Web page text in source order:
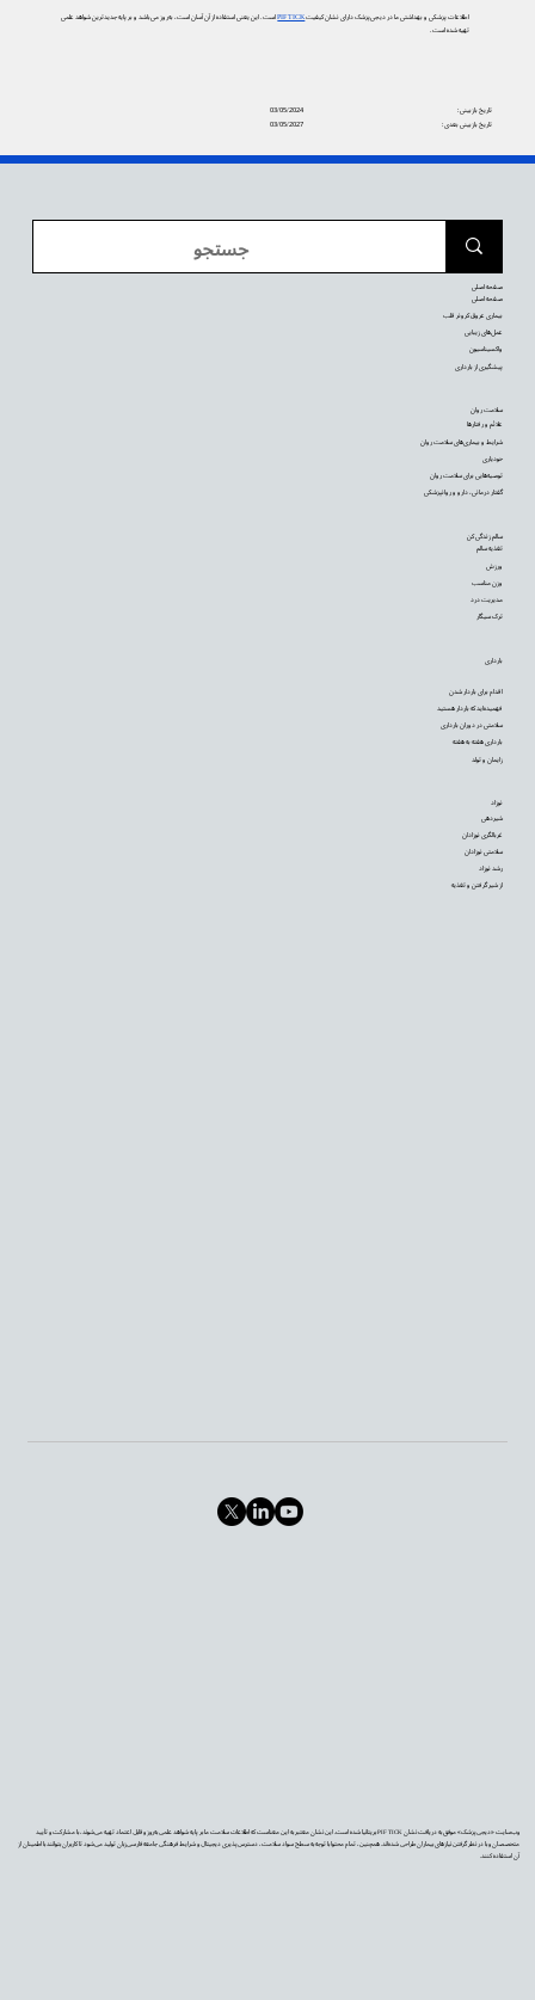
اطلاعات پزشکی و بهداشتی ما در دیجی‌پزشک دارای نشان کیفیتPIF TICKاست. این یعنی استفاده از آن آسان است، به‌روز می‌باشد و بر پایه جدیدترین شواهد علمی
تهیه شده است.
03/05/2024
تاریخ بازبینی:
03/05/2027
تاریخ بازبینی بعدی:
وب‌سایت «دیجی‌پزشک» موفق به دریافت نشان PIF TICK بریتانیا شده است. این نشان معتبر به این معناست که اطلاعات سلامت ما بر پایه شواهد علمی به‌روز و قابل اعتماد تهیه می‌شوند، با مشارکت و تأیید
متخصصان و با در نظر گرفتن نیازهای بیماران طراحی شده‌اند. همچنین، تمام محتوا با توجه به سطح سواد سلامت، دسترس‌پذیری دیجیتال و شرایط فرهنگی جامعه فارسی‌زبان تولید می‌شود تا کاربران بتوانند با اطمینان از
آن استفاده کنند.
نوزاد
شیردهی
غربالگری نوزادان
سلامتی نوزادان
رشد نوزاد
از شیر گرفتن و تغذیه
بارداری
اقدام برای باردار شدن
فهمیده‌اید که باردار هستید
سلامتی در دوران بارداری
بارداری هفته به هفته
زایمان و تولد
سالم زندگی کن
تغذیه سالم
ورزش
وزن مناسب
مدیریت درد
ترک سیگار
سلامت روان
علائم و رفتارها
شرایط و بیماری‌های سلامت روان
خودیاری
توصیه‌‌هایی برای سلامت روان
گفتار درمانی، دارو و روانپزشکی
صفحه اصلی
صفحه اصلی
بیماری عروق کرونر قلب
عمل‌های زیبایی
واکسیناسیون
پیشگیری از بارداری